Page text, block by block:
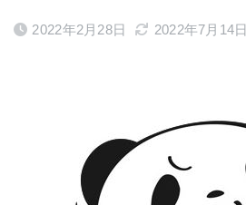
2022年2月28日 2022年7月14日